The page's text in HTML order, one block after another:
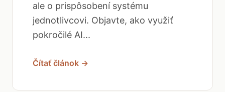
ale o prispôsobení systému
jednotlivcovi. Objavte, ako využiť
pokročilé AI...
Čítať článok →